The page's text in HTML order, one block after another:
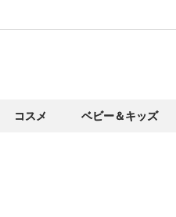
コスメ ベビー＆キッズ